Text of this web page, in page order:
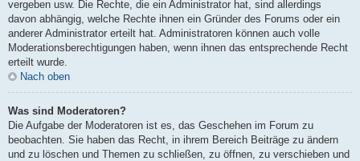
vergeben usw. Die Rechte, die ein Administrator hat, sind allerdings
davon abhängig, welche Rechte ihnen ein Gründer des Forums oder ein
anderer Administrator erteilt hat. Administratoren können auch volle
Moderationsberechtigungen haben, wenn ihnen das entsprechende Recht
erteilt wurde.
Nach oben
Was sind Moderatoren?
Die Aufgabe der Moderatoren ist es, das Geschehen im Forum zu
beobachten. Sie haben das Recht, in ihrem Bereich Beiträge zu ändern
und zu löschen und Themen zu schließen, zu öffnen, zu verschieben und